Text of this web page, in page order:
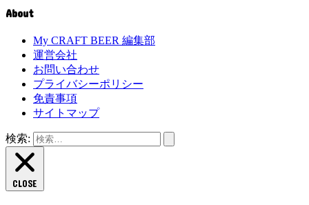
About
My CRAFT BEER 編集部
運営会社
お問い合わせ
プライバシーポリシー
免責事項
サイトマップ
検索:
CLOSE